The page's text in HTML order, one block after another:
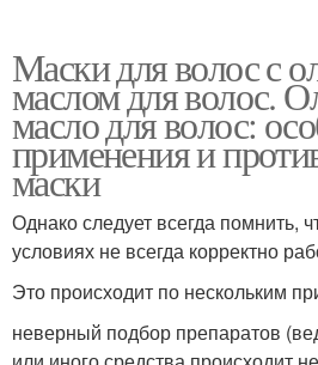
Маски для волос с
маслом для волос.
масло для волос:
применения и
маски
Однако следует всегда помнить,
условиях не всегда корректно
Это происходит по нескольким
неверный подбор препаратов